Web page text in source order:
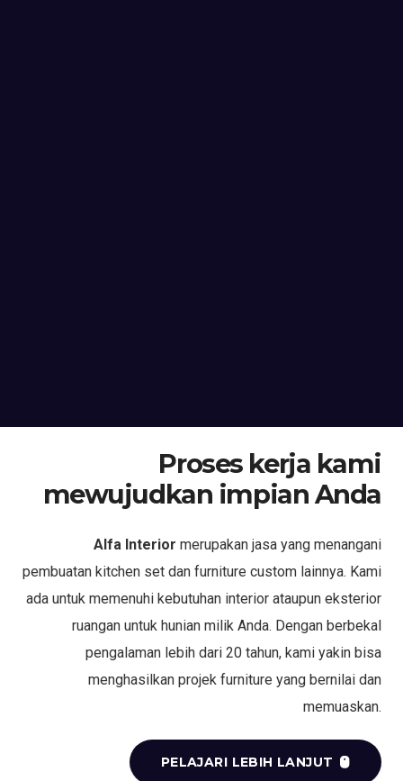
Proses kerja kami
mewujudkan impian Anda
Alfa Interior merupakan jasa yang menangani
pembuatan kitchen set dan furniture custom lainnya. Kami
ada untuk memenuhi kebutuhan interior ataupun eksterior
ruangan untuk hunian milik Anda. Dengan berbekal
pengalaman lebih dari 20 tahun, kami yakin bisa
menghasilkan projek furniture yang bernilai dan
memuaskan.
PELAJARI LEBIH LANJUT